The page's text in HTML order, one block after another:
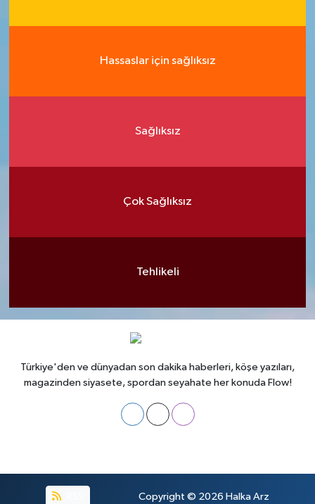
Hassaslar için sağlıksız
Sağlıksız
Çok Sağlıksız
Tehlikeli
Türkiye'den ve dünyadan son dakika haberleri, köşe yazıları,
magazinden siyasete, spordan seyahate her konuda Flow!
Copyright © 2026 Halka Arz